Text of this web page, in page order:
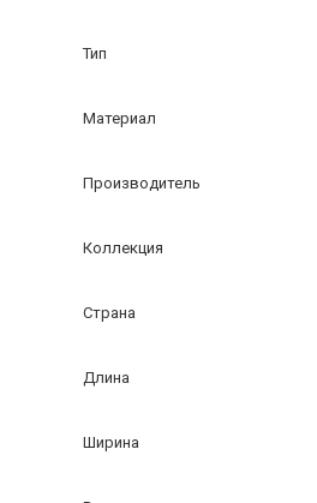
Тип
Материал
Производитель
Коллекция
Страна
Длина
Ширина